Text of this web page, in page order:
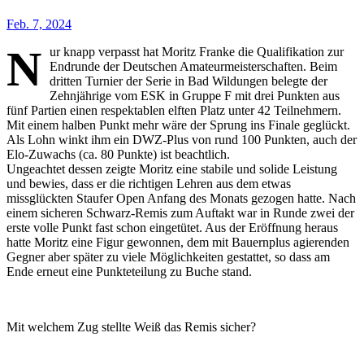
Feb. 7, 2024
N ur knapp verpasst hat Moritz Franke die Qualifikation zur
Endrunde der Deutschen Amateurmeisterschaften. Beim
dritten Turnier der Serie in Bad Wildungen belegte der
Zehnjährige vom ESK in Gruppe F mit drei Punkten aus
fünf Partien einen respektablen elften Platz unter 42 Teilnehmern.
Mit einem halben Punkt mehr wäre der Sprung ins Finale geglückt.
Als Lohn winkt ihm ein DWZ-Plus von rund 100 Punkten, auch der
Elo-Zuwachs (ca. 80 Punkte) ist beachtlich.
Ungeachtet dessen zeigte Moritz eine stabile und solide Leistung
und bewies, dass er die richtigen Lehren aus dem etwas
missglückten Staufer Open Anfang des Monats gezogen hatte. Nach
einem sicheren Schwarz-Remis zum Auftakt war in Runde zwei der
erste volle Punkt fast schon eingetütet. Aus der Eröffnung heraus
hatte Moritz eine Figur gewonnen, dem mit Bauernplus agierenden
Gegner aber später zu viele Möglichkeiten gestattet, so dass am
Ende erneut eine Punkteteilung zu Buche stand.
Mit welchem Zug stellte Weiß das Remis sicher?